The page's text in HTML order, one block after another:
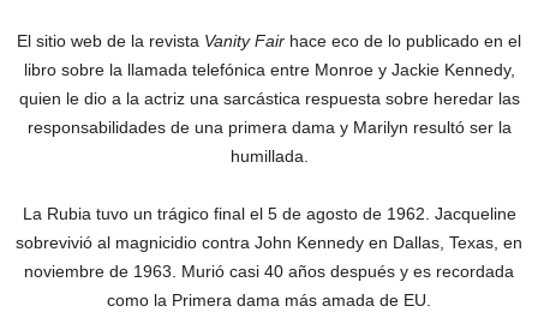
El sitio web de la revista Vanity Fair hace eco de lo publicado en el
libro sobre la llamada telefónica entre Monroe y Jackie Kennedy,
quien le dio a la actriz una sarcástica respuesta sobre heredar las
responsabilidades de una primera dama y Marilyn resultó ser la
humillada.
La Rubia tuvo un trágico final el 5 de agosto de 1962. Jacqueline
sobrevivió al magnicidio contra John Kennedy en Dallas, Texas, en
noviembre de 1963. Murió casi 40 años después y es recordada
como la Primera dama más amada de EU.